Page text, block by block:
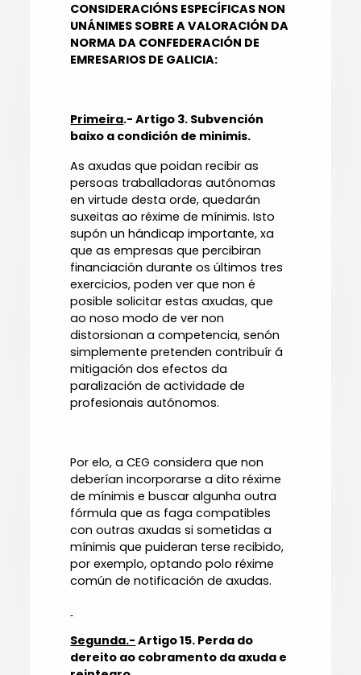
CONSIDERACIÓNS ESPECÍFICAS NON
UNÁNIMES SOBRE A VALORACIÓN DA
NORMA DA CONFEDERACIÓN DE
EMRESARIOS DE GALICIA:
Primeira.- Artigo 3. Subvención
baixo a condición de minimis.
As axudas que poidan recibir as
persoas traballadoras autónomas
en virtude desta orde, quedarán
suxeitas ao réxime de mínimis. Isto
supón un hándicap importante, xa
que as empresas que percibiran
financiación durante os últimos tres
exercicios, poden ver que non é
posible solicitar estas axudas, que
ao noso modo de ver non
distorsionan a competencia, senón
simplemente pretenden contribuír á
mitigación dos efectos da
paralización de actividade de
profesionais autónomos.
Por elo, a CEG considera que non
deberían incorporarse a dito réxime
de mínimis e buscar algunha outra
fórmula que as faga compatibles
con outras axudas si sometidas a
mínimis que puideran terse recibido,
por exemplo, optando polo réxime
común de notificación de axudas.
Segunda.- Artigo 15. Perda do
dereito ao cobramento da axuda e